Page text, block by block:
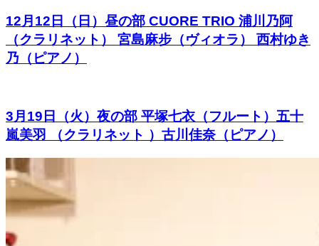
12月12日（日）昼の部 CUORE TRIO 浦川乃阿
（クラリネット） 宮島麻步（ヴィオラ） 西村ゆき
乃（ピアノ）
3月19日（火）夜の部 平塚七衣（フルート）五十
嵐美羽 （クラリネット ）古川佳奈（ピアノ）